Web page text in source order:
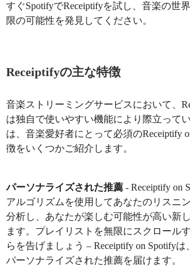
すぐSpotifyでReceiptifyを試し、音楽の世
限の可能性を発見してください。
Receiptifyの主な特徴
音楽ストリーミングサービスにおいて、
は独自で使いやすい機能により際立って
は、音楽愛好者にとって必須のReceiptify
徴をいくつかご紹介します。
パーソナライズされた推薦 - Receiptify on
アルゴリズムを使用してあなたのリスニ
分析し、あなたが楽しむ可能性が高い新
ます。プレイリストを無限にスクロール
らを告げましょう – Receiptify on Spotify
パーソナライズされた推薦を届けます。